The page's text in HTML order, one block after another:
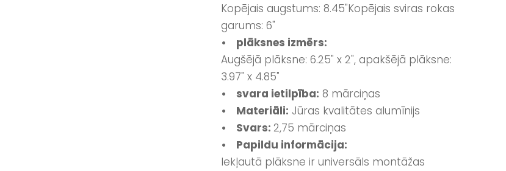
Kopējais augstums: 8.45"Kopējais sviras rokas
garums: 6"
• plāksnes izmērs:
Augšējā plāksne: 6.25" x 2", apakšējā plāksne:
3.97" x 4.85"
• svara ietilpība: 8 mārciņas
• Materiāli: Jūras kvalitātes alumīnijs
• Svars: 2,75 mārciņas
• Papildu informācija:
Iekļautā plāksne ir universāls montāžas